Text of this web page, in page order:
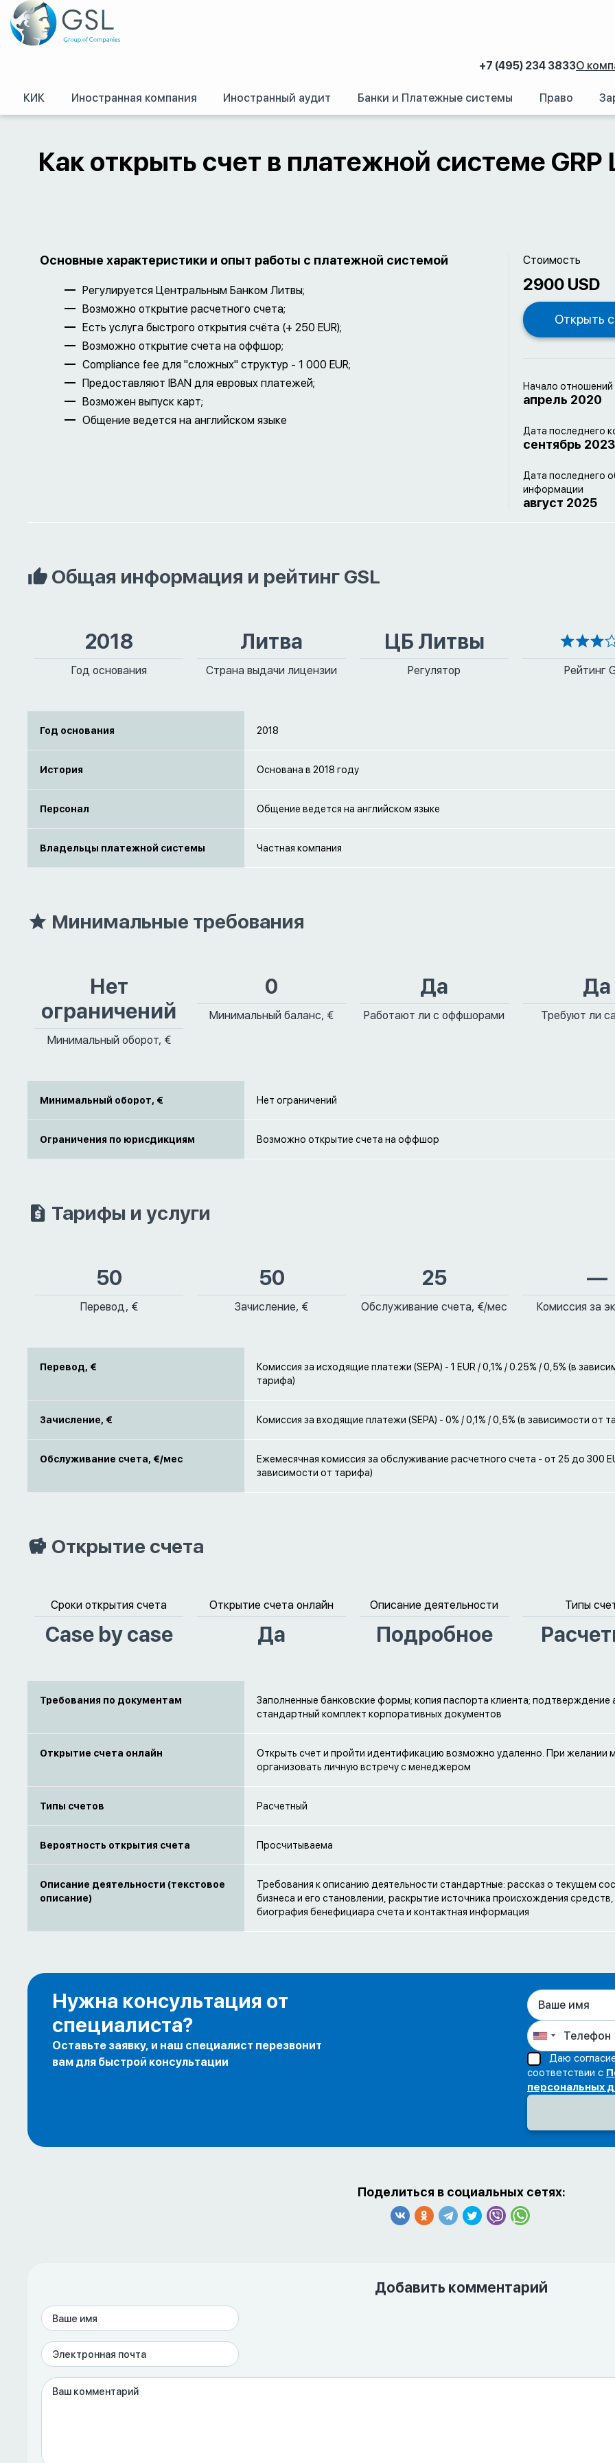
+7 (495) 234 3833О
КИК Иностранная компания Иностранный аудит Банки и Платежные системы Право
GSL/GRP Limit
Как открыть счет в платежной системе GRP
Основные характеристики и опыт работы с платежной системой
Регулируется Центральным Банком Литвы;
Возможно открытие расчетного счета;
Есть услуга быстрого открытия счёта (+ 250 EUR);
Возможно открытие счета на оффшор;
Compliance fee для "сложных" структур - 1 000 EUR;
Предоставляют IBAN для евровых платежей;
Возможен выпуск карт;
Общение ведется на английском языке
Стоимость
2900 USD
Начало отношений
апрель 2020
Дата последнего
сентябрь 2023
Дата последнего
информации
август 2025
Общая информация и рейтинг GSL
2018
Год основания
Литва
Страна выдачи лицензии
ЦБ Литвы
Регулятор Рейтинг
Год основания 2018
История Основана в 2018 году
Персонал Общение ведется на английском языке
Владельцы платежной системы Частная компания
Минимальные требования
Нет
ограничений
Минимальный оборот, €
0
Минимальный баланс, €
Да
Работают ли с оффшорами
Да
Требуют ли
Минимальный оборот, € Нет ограничений
Ограничения по юрисдикциям Возможно открытие счета на оффшор
Тарифы и услуги
50
Перевод, €
50
Зачисление, €
25
Обслуживание счета, €/мес
—
Комиссия за
Перевод, €
Комиссия за исходящие платежи (SEPA) - 1 EUR / 0,1% / 0.25% / 0,5% (в
тарифа)
Зачисление, € Комиссия за входящие платежи (SEPA) - 0% / 0,1% / 0,5% (в зависимости от
Обслуживание счета, €/мес
Ежемесячная комиссия за обслуживание расчетного счета - от 25 до 300
зависимости от тарифа)
Открытие счета
Сроки открытия счета
Case by case
Открытие счета онлайн
Да
Описание деятельности
Подробное
Типы
Требования по документам
Заполненные банковские формы; копия паспорта клиента; подтверждение
стандартный комплект корпоративных документов
Открытие счета онлайн
Открыть счет и пройти идентификацию возможно удаленно. При желании
организовать личную встречу с менеджером
Типы счетов Расчетный
Вероятность открытия счета Просчитываема
Описание деятельности (текстовое
описание)
Требования к описанию деятельности стандартные: рассказ о текущем
бизнеса и его становлении, раскрытие источника происхождения средств,
биография бенефициара счета и контактная информация
Нужна консультация от
специалиста?
Оставьте заявку, и наш специалист перезвонит
вам для быстрой консультации
Даю
соответствии с
персональных
Поделиться в социальных сетях:
Добавить комментарий